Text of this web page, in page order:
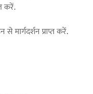
करें.
मार्गदर्शन प्राप्त करें.